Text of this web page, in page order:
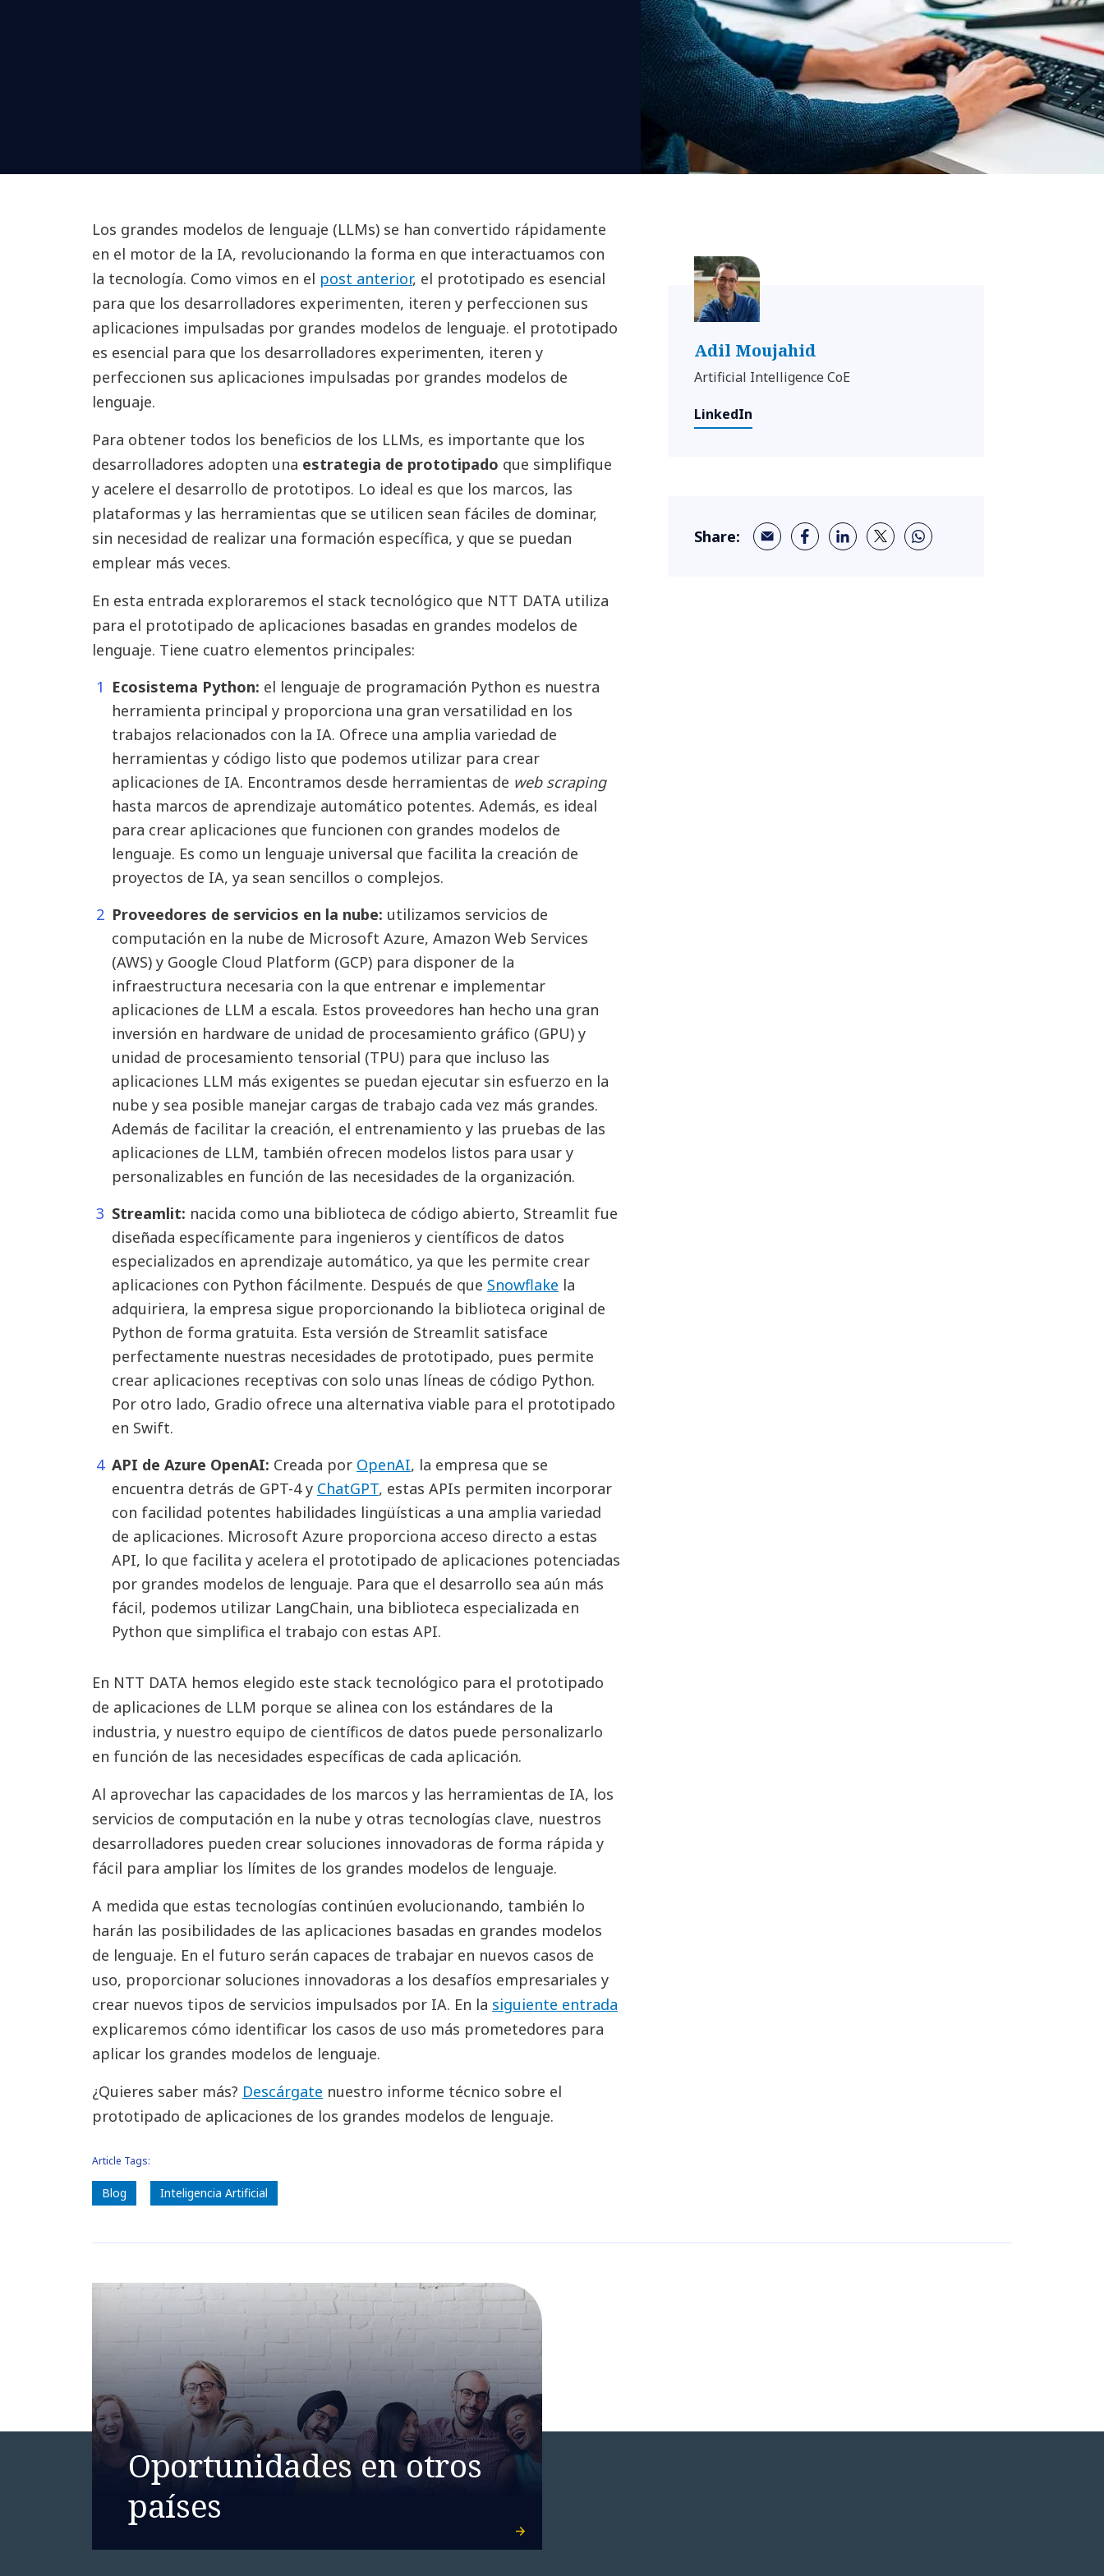
Los grandes modelos de lenguaje (LLMs) se han convertido rápidamente
en el motor de la IA, revolucionando la forma en que interactuamos con
la tecnología. Como vimos en el post anterior, el prototipado es esencial
para que los desarrolladores experimenten, iteren y perfeccionen sus
aplicaciones impulsadas por grandes modelos de lenguaje. el prototipado
es esencial para que los desarrolladores experimenten, iteren y
perfeccionen sus aplicaciones impulsadas por grandes modelos de
lenguaje.
Para obtener todos los beneficios de los LLMs, es importante que los
desarrolladores adopten una estrategia de prototipado que simplifique
y acelere el desarrollo de prototipos. Lo ideal es que los marcos, las
plataformas y las herramientas que se utilicen sean fáciles de dominar,
sin necesidad de realizar una formación específica, y que se puedan
emplear más veces.
En esta entrada exploraremos el stack tecnológico que NTT DATA utiliza
para el prototipado de aplicaciones basadas en grandes modelos de
lenguaje. Tiene cuatro elementos principales:
Ecosistema Python: el lenguaje de programación Python es nuestra
herramienta principal y proporciona una gran versatilidad en los
trabajos relacionados con la IA. Ofrece una amplia variedad de
herramientas y código listo que podemos utilizar para crear
aplicaciones de IA. Encontramos desde herramientas de web scraping
hasta marcos de aprendizaje automático potentes. Además, es ideal
para crear aplicaciones que funcionen con grandes modelos de
lenguaje. Es como un lenguaje universal que facilita la creación de
proyectos de IA, ya sean sencillos o complejos.
Proveedores de servicios en la nube: utilizamos servicios de
computación en la nube de Microsoft Azure, Amazon Web Services
(AWS) y Google Cloud Platform (GCP) para disponer de la
infraestructura necesaria con la que entrenar e implementar
aplicaciones de LLM a escala. Estos proveedores han hecho una gran
inversión en hardware de unidad de procesamiento gráfico (GPU) y
unidad de procesamiento tensorial (TPU) para que incluso las
aplicaciones LLM más exigentes se puedan ejecutar sin esfuerzo en la
nube y sea posible manejar cargas de trabajo cada vez más grandes.
Además de facilitar la creación, el entrenamiento y las pruebas de las
aplicaciones de LLM, también ofrecen modelos listos para usar y
personalizables en función de las necesidades de la organización.
Streamlit: nacida como una biblioteca de código abierto, Streamlit fue
diseñada específicamente para ingenieros y científicos de datos
especializados en aprendizaje automático, ya que les permite crear
aplicaciones con Python fácilmente. Después de que Snowflake la
adquiriera, la empresa sigue proporcionando la biblioteca original de
Python de forma gratuita. Esta versión de Streamlit satisface
perfectamente nuestras necesidades de prototipado, pues permite
crear aplicaciones receptivas con solo unas líneas de código Python.
Por otro lado, Gradio ofrece una alternativa viable para el prototipado
en Swift.
API de Azure OpenAI: Creada por OpenAI, la empresa que se
encuentra detrás de GPT-4 y ChatGPT, estas APIs permiten incorporar
con facilidad potentes habilidades lingüísticas a una amplia variedad
de aplicaciones. Microsoft Azure proporciona acceso directo a estas
API, lo que facilita y acelera el prototipado de aplicaciones potenciadas
por grandes modelos de lenguaje. Para que el desarrollo sea aún más
fácil, podemos utilizar LangChain, una biblioteca especializada en
Python que simplifica el trabajo con estas API.
En NTT DATA hemos elegido este stack tecnológico para el prototipado
de aplicaciones de LLM porque se alinea con los estándares de la
industria, y nuestro equipo de científicos de datos puede personalizarlo
en función de las necesidades específicas de cada aplicación.
Al aprovechar las capacidades de los marcos y las herramientas de IA, los
servicios de computación en la nube y otras tecnologías clave, nuestros
desarrolladores pueden crear soluciones innovadoras de forma rápida y
fácil para ampliar los límites de los grandes modelos de lenguaje.
A medida que estas tecnologías continúen evolucionando, también lo
harán las posibilidades de las aplicaciones basadas en grandes modelos
de lenguaje. En el futuro serán capaces de trabajar en nuevos casos de
uso, proporcionar soluciones innovadoras a los desafíos empresariales y
crear nuevos tipos de servicios impulsados por IA. En la siguiente entrada
explicaremos cómo identificar los casos de uso más prometedores para
aplicar los grandes modelos de lenguaje.
¿Quieres saber más? Descárgate nuestro informe técnico sobre el
prototipado de aplicaciones de los grandes modelos de lenguaje.
Article Tags:
Blog Inteligencia Artificial
Adil Moujahid
Artificial Intelligence CoE
LinkedIn
Share:
Oportunidades en otros
países